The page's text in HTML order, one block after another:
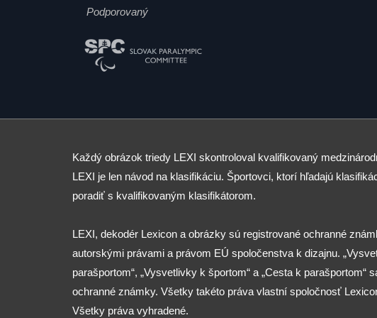
Podporovaný
Každý obrázok triedy LEXI skontroloval kvalifikovaný
LEXI je len návod na klasifikáciu. Športovci, ktorí hľadajú
poradiť s kvalifikovaným klasifikátorom.
LEXI, dekodér Lexicon a obrázky sú registrované ochranné
autorskými právami a právom EÚ spoločenstva k dizajnu.
parašportom“, „Vysvetlivky k športom“ a „Cesta k parašportom“
ochranné známky. Všetky takéto práva vlastní spoločnosť
Všetky práva vyhradené.